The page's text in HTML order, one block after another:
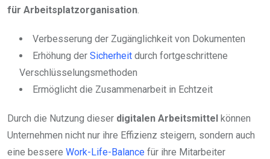
für Arbeitsplatzorganisation.
Verbesserung der Zugänglichkeit von Dokumenten
Erhöhung der Sicherheit durch fortgeschrittene
Verschlüsselungsmethoden
Ermöglicht die Zusammenarbeit in Echtzeit
Durch die Nutzung dieser digitalen Arbeitsmittel können
Unternehmen nicht nur ihre Effizienz steigern, sondern auch
eine bessere Work-Life-Balance für ihre Mitarbeiter